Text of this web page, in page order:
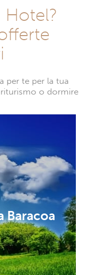
per te per la tua
o dormire
Baracoa